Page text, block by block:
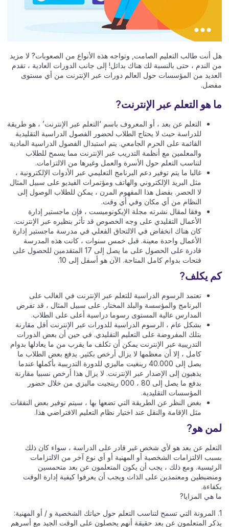
هل أنت طالب التعليم الصامت, وتواجه هذه الأنواع من الصعوبات? لا مزيد
من الندم ، حتى بالنسبة لك هناك بدائل! إلى جانب الدورات العادية ، تقدم
العديد من المؤسسات حول العالم دورات عبر الإنترنت من أي مستوى
مفضل.
ما هو التعلم عبر الإنترنت?
التعلم عن بعد ، أو المعروف باسم ‘التعلم عبر الإنترنت’ ، هو طريقة
للدراسة حيث لا يحتاج الطلاب لحضور الفصول الدراسية التقليدية
القائمة على الحرم الجامعي. يتم استبدال الفصول الدراسية المادية
والمعلمين مع أنظمة التدريب عبر الإنترنت مما يسمح للطلاب
لتناسب التعلم حول الأسرة والعمل وغيرها من الالتزامات.
غالبا ما يتم توفير دعم البرنامج التعليمي عبر الأدوات الإلكترونية ،
مثل البريد الإلكتروني والهاتف ومؤتمرات الفيديو على سبيل المثال
لا الحصر. بفضل هذا المفهوم المرن ، يمكن للطلاب الوصول إلى
النظام من أي مكان وفي أي وقت.
وفقا لمقال نشرته مجلة الإيكونوميست ، فإن ماجستير إدارة
الأعمال التقليدي على وجه الخصوص قد تأثر بنظيره عبر الإنترنت.
كان هناك انخفاض في الالتحاق الفعلي في مدرسة ماجستير إدارة
الأعمال واحدة معينة. قبل خمس سنوات ، كانت هذه المدرسة
قادرة على الحصول على ما يصل إلى 17 المتقدمين للحصول على
فتحات بدوام كامل المتاحة. الآن هو أسفل إلى 10.
كم يكلف?
تعتمد الرسوم الدراسية للتعلم عبر الإنترنت في الغالب على
البرنامج والمؤسسة والبلد المختار. على سبيل المثال ، قد تفرض
المدارس عالية المستوى رسوما دراسية أعلى على الطلاب.
بشكل عام ، الرسوم الدراسية للدورات عبر الإنترنت أقل مقارنة
بتلك المفروضة على التعليم التقليدي. في حين أن بعض الدورات
التدريبية عبر الإنترنت يمكن أن تكلف ما يقرب من ما يعادلها بدوام
كامل ، إلا أن معظمها لا يزال أرخص بكثير. يدفع بعض الطلاب ما
يصل إلى 40.000 رينغيت ماليزي للدورة التدريبية بأكملها عندما
يذهبون إلى الإصدار عبر الإنترنت. لا يزال هذا أرخص نسبيا مقارنة
بدفع ما يصل إلى 80 ، 000 رينجيت ماليزي من خلال حضور
المؤسسات التقليدية.
بغض النظر عن الطريقة التي تضعها بها ، سيتم توفير بعض النفقات
مثل الإقامة والنقل عند اختيار نظام التعليم الافتراضي هذا.
لمن هو?
التعلم عن بعد هو لأي شخص غير قادر على الدراسة ، سواء كان ذلك
بسبب الالتزامات الشخصية أو المهنية أو أي نوع آخر من الالتزامات
الرئيسية. ومع ذلك ، يجب أن يكون المتعلمون عن بعد متحمسين
ومنضبطين ومعتمدين على الذات ويجب أن يعرفوا كيفية إدارة الوقت
بكفاءة.
ما هي المزايا?
1. المرونة التي تسمح لتناسب التعلم حول حياتك الشخصية و / أو المهنية:
يذكر المتعلمون عن بعد حقيقة أنهم يحصلون على الوقت الجيد مع أسرهم